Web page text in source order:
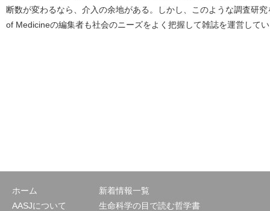
断数が変わるなら、介入の余地がある。しかし、このような調査研
of Medicineの編集者も社会のニーズをよく把握して雑誌を運営して
ホーム
AASJについて
新着情報一覧
生命科学の目で読む哲学書